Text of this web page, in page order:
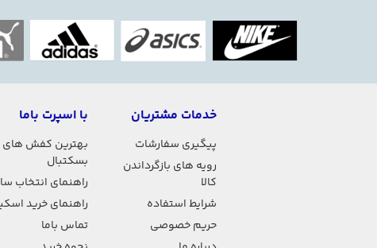
خدمات مشتریان
پیگیری سفارشات
رویه های بازگرداندن
کالا
شرایط استفاده
حریم خصوصی
با اسپرت باما
بهترین کفش های
بسکتبال
راهنمای انتخاب
راهنمای خرید
تماس باما